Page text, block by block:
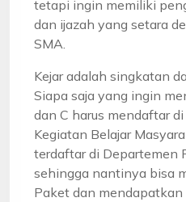
tetapi ingin memiliki
dan ijazah yang setara
SMA.
Kejar adalah singkatan
Siapa saja yang ingin
dan C harus mendaftar
Kegiatan Belajar
terdaftar di Departemen
sehingga nantinya bisa
Paket dan